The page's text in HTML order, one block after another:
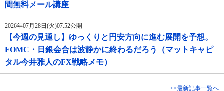
間無料メール講座
2026年07月28日(火)07:52公開
【今週の見通し】ゆっくりと円安方向に進む展開を予想。
FOMC・日銀会合は波静かに終わるだろう（マットキャピ
タル今井雅人のFX戦略メモ）
>>最新記事一覧へ